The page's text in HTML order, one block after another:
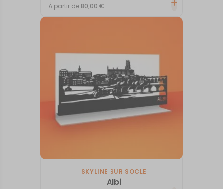
À partir de 80,00€
SKYLINE SUR SOCLE
Albi